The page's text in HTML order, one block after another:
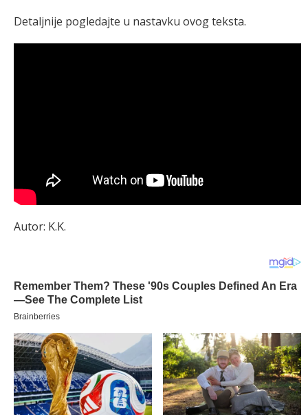
Detaljnije pogledajte u nastavku ovog teksta.
Autor: K.K.